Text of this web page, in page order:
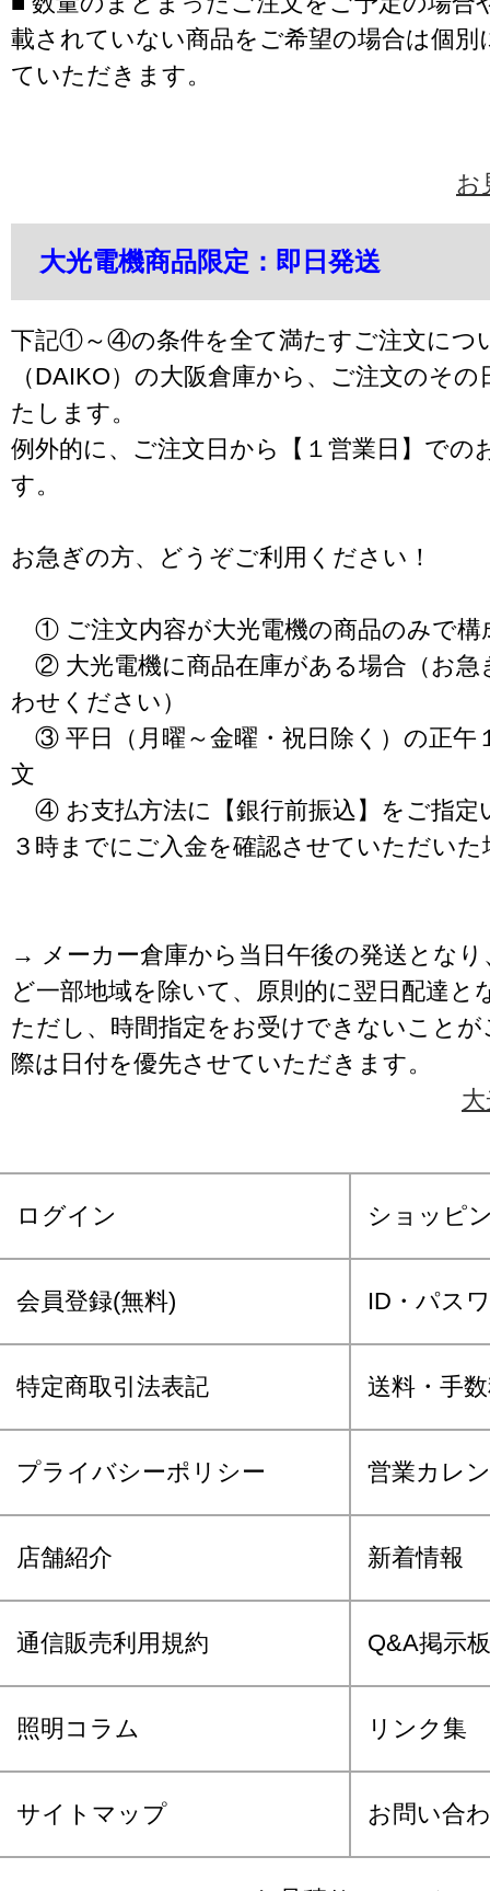
載されていない商品をご希望の場合は個別
ていただきます。
お
大光電機商品限定：即日発送
下記①～④の条件を全て満たすご注文につ
（DAIKO）の大阪倉庫から、ご注文のそ
たします。
例外的に、ご注文日から【１営業日】での
す。
お急ぎの方、どうぞご利用ください！
① ご注文内容が大光電機の商品のみで構
② 大光電機に商品在庫がある場合（お急
わせください）
③ 平日（月曜～金曜・祝日除く）の正午
文
④ お支払方法に【銀行前振込】をご指定
３時までにご入金を確認させていただいた
→ メーカー倉庫から当日午後の発送となり
ど一部地域を除いて、原則的に翌日配達と
ただし、時間指定をお受けできないこと
際は日付を優先させていただきます。
ログイン ショッピ
会員登録(無料) ID・パス
特定商取引法表記 送料・手
プライバシーポリシー 営業カレ
店舗紹介 新着情報
通信販売利用規約 Q&A掲示板
照明コラム リンク集
サイトマップ お問い合